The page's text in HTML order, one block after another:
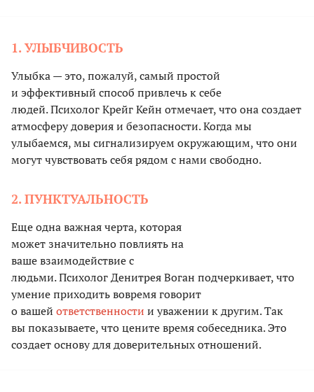
1. УЛЫБЧИВОСТЬ
Улыбка — это, пожалуй, самый простой
и эффективный способ привлечь к себе
людей. Психолог Крейг Кейн отмечает, что она создает
атмосферу доверия и безопасности. Когда мы
улыбаемся, мы сигнализируем окружающим, что они
могут чувствовать себя рядом с нами свободно.
2. ПУНКТУАЛЬНОСТЬ
Еще одна важная черта, которая
может значительно повлиять на
ваше взаимодействие с
людьми. Психолог Денитрея Воган подчеркивает, что
умение приходить вовремя говорит
о вашей ответственности и уважении к другим. Так
вы показываете, что цените время собеседника. Это
создает основу для доверительных отношений.